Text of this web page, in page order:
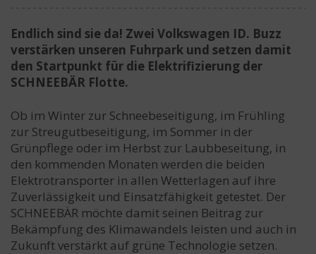
Endlich sind sie da! Zwei Volkswagen ID. Buzz
verstärken unseren Fuhrpark und setzen damit
den Startpunkt für die Elektrifizierung der
SCHNEEBÄR Flotte.
Ob im Winter zur Schneebeseitigung, im Frühling
zur Streugutbeseitigung, im Sommer in der
Grünpflege oder im Herbst zur Laubbeseitung, in
den kommenden Monaten werden die beiden
Elektrotransporter in allen Wetterlagen auf ihre
Zuverlässigkeit und Einsatzfähigkeit getestet. Der
SCHNEEBÄR möchte damit seinen Beitrag zur
Bekämpfung des Klimawandels leisten und auch in
Zukunft verstärkt auf grüne Technologie setzen.